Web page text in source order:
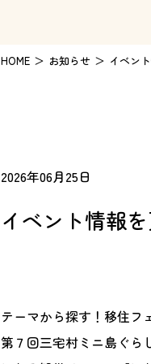
HOME お知らせ イベン
2026年06月25日
イベント情報
テーマから探す！移住フ
第７回三宅村ミニ島ぐら